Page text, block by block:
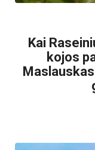
Kai
kojos